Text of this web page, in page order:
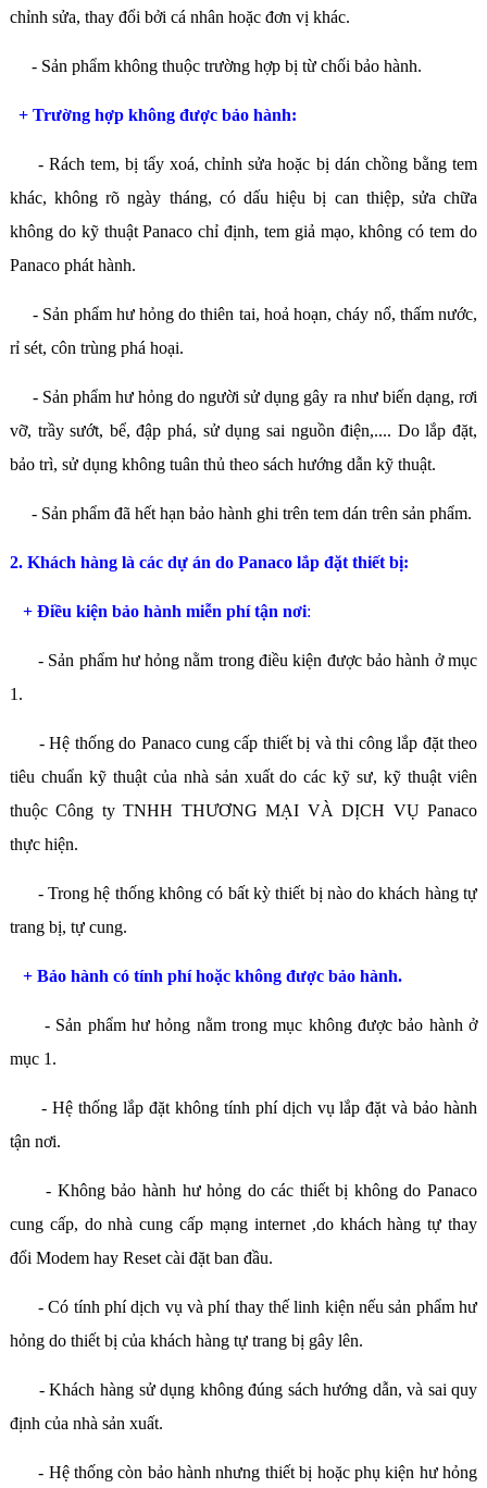
chỉnh sửa, thay đổi bởi cá nhân hoặc đơn vị khác.
- Sản phẩm không thuộc trường hợp bị từ chối bảo hành.
+ Trường hợp không được bảo hành:
- Rách tem, bị tẩy xoá, chỉnh sửa hoặc bị dán chồng bằng tem
khác, không rõ ngày tháng, có dấu hiệu bị can thiệp, sửa chữa
không do kỹ thuật Panaco chỉ định, tem giả mạo, không có tem do
Panaco phát hành.
- Sản phẩm hư hỏng do thiên tai, hoả hoạn, cháy nổ, thấm nước,
rỉ sét, côn trùng phá hoại.
- Sản phẩm hư hỏng do người sử dụng gây ra như biến dạng, rơi
vỡ, trầy sướt, bể, đập phá, sử dụng sai nguồn điện,.... Do lắp đặt,
bảo trì, sử dụng không tuân thủ theo sách hướng dẫn kỹ thuật.
- Sản phẩm đã hết hạn bảo hành ghi trên tem dán trên sản phẩm.
2. Khách hàng là các dự án do Panaco lắp đặt thiết bị:
+ Điều kiện bảo hành miễn phí tận nơi:
- Sản phẩm hư hỏng nằm trong điều kiện được bảo hành ở mục
1.
- Hệ thống do Panaco cung cấp thiết bị và thi công lắp đặt theo
tiêu chuẩn kỹ thuật của nhà sản xuất do các kỹ sư, kỹ thuật viên
thuộc Công ty TNHH THƯƠNG MẠI VÀ DỊCH VỤ Panaco
thực hiện.
- Trong hệ thống không có bất kỳ thiết bị nào do khách hàng tự
trang bị, tự cung.
+ Bảo hành có tính phí hoặc không được bảo hành.
- Sản phẩm hư hỏng nằm trong mục không được bảo hành ở
mục 1.
- Hệ thống lắp đặt không tính phí dịch vụ lắp đặt và bảo hành
tận nơi.
- Không bảo hành hư hỏng do các thiết bị không do Panaco
cung cấp, do nhà cung cấp mạng internet ,do khách hàng tự thay
đổi Modem hay Reset cài đặt ban đầu.
- Có tính phí dịch vụ và phí thay thế linh kiện nếu sản phẩm hư
hỏng do thiết bị của khách hàng tự trang bị gây lên.
- Khách hàng sử dụng không đúng sách hướng dẫn, và sai quy
định của nhà sản xuất.
- Hệ thống còn bảo hành nhưng thiết bị hoặc phụ kiện hư hỏng